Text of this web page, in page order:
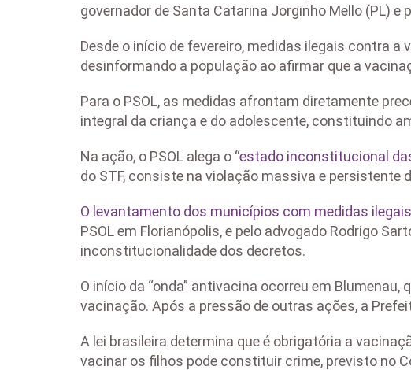
governador de Santa Catarina Jorginho Mello (PL)
Desde o início de fevereiro, medidas ilegais contra
desinformando a população ao afirmar que a
Para o PSOL, as medidas afrontam diretamente
integral da criança e do adolescente, constituindo
Na ação, o PSOL alega o “estado inconstitucional
do STF, consiste na violação massiva e
O levantamento dos municípios com medidas ilegais
PSOL em Florianópolis, e pelo advogado Rodrigo
inconstitucionalidade dos decretos.
O início da “onda” antivacina ocorreu em
vacinação. Após a pressão de outras ações, a
A lei brasileira determina que é obrigatória a
vacinar os filhos pode constituir crime, previsto no